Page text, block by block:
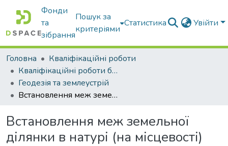
Фонди
та
зібрання
Пошук за
критеріями
Статистика Увійти
Головна
Кваліфікаційні роботи
Кваліфікаційні роботи бакалаврів
Геодезія та землеустрій
Встановлення меж земельної ділянки в натурі (на місцевості) для будівництва і обслуговування житлового будинку в межах села Нечаївка Черкаського району, Черкаської області
Встановлення меж земельної
ділянки в натурі (на місцевості)